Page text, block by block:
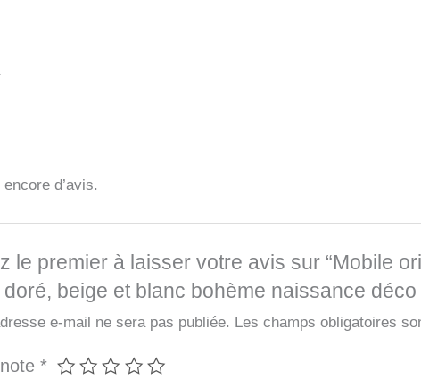
encore d’avis.
le premier à laisser votre avis sur “Mobile
beige et blanc bohème naissance déco
e-mail ne sera pas publiée. Les champs obligatoires
*